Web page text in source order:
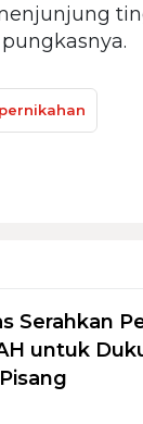
Serahkan
untuk